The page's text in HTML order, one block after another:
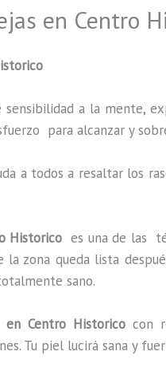
en Centro
a la mente,
para alcanzar y
a todos a resaltar los
Historicoes una de las
zona queda lista
sano.
Centro Historico con
Tu piel lucirá sana y